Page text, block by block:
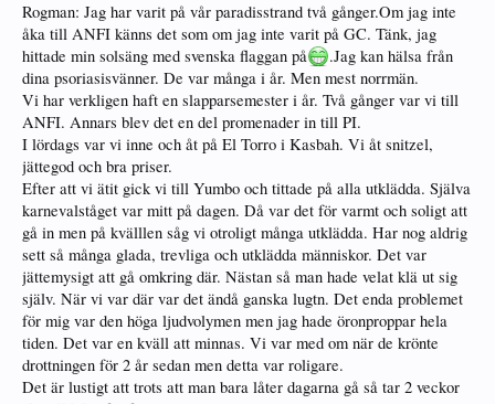
Rogman: Jag har varit på vår paradisstrand två gånger.Om jag inte
åka till ANFI känns det som om jag inte varit på GC. Tänk, jag
hittade min solsäng med svenska flaggan på
.Jag kan hälsa från
dina psoriasisvänner. De var många i år. Men mest norrmän.
Vi har verkligen haft en slapparsemester i år. Två gånger var vi till
ANFI. Annars blev det en del promenader in till PI.
I lördags var vi inne och åt på El Torro i Kasbah. Vi åt snitzel,
jättegod och bra priser.
Efter att vi ätit gick vi till Yumbo och tittade på alla utklädda. Själva
karnevalståget var mitt på dagen. Då var det för varmt och soligt att
gå in men på kvälllen såg vi otroligt många utklädda. Har nog aldrig
sett så många glada, trevliga och utklädda människor. Det var
jättemysigt att gå omkring där. Nästan så man hade velat klä ut sig
själv. När vi var där var det ändå ganska lugtn. Det enda problemet
för mig var den höga ljudvolymen men jag hade öronproppar hela
tiden. Det var en kväll att minnas. Vi var med om när de krönte
drottningen för 2 år sedan men detta var roligare.
Det är lustigt att trots att man bara låter dagarna gå så tar 2 veckor